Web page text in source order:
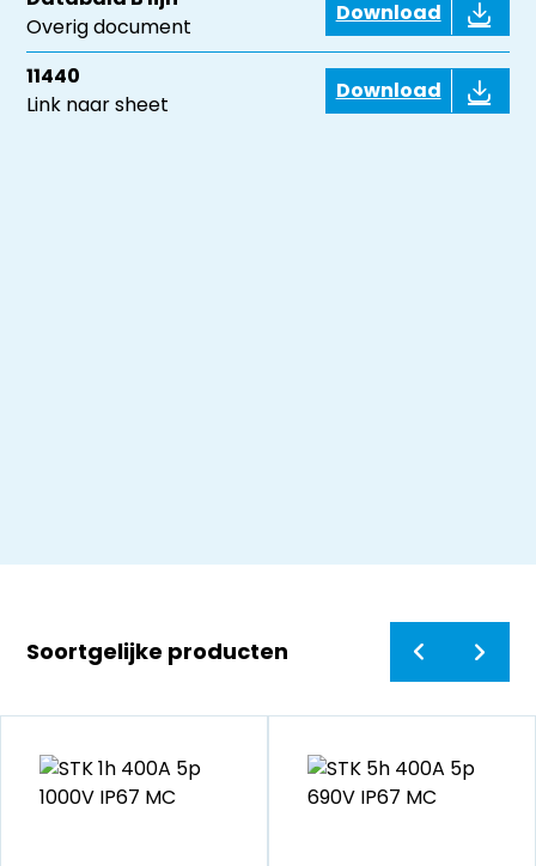
Overig document
Download
11440
Link naar sheet
Download
Soortgelijke producten